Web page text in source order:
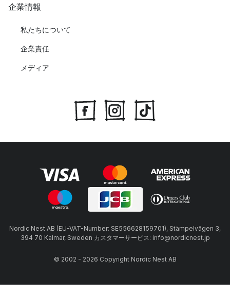
企業情報
私たちについて
企業責任
メディア
Nordic Nest AB (EU-VAT-Number: SE556628159701), Stämpelvägen 3,
394 70 Kalmar, Sweden カスタマーサービス: info@nordicnest.jp
© 2002 - 2026 Copyright Nordic Nest AB